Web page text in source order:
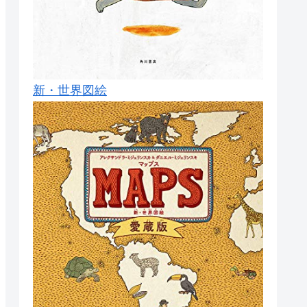
新・世界図絵